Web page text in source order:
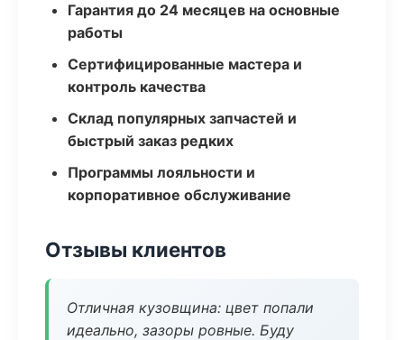
Гарантия до 24 месяцев на основные
работы
Сертифицированные мастера и
контроль качества
Склад популярных запчастей и
быстрый заказ редких
Программы лояльности и
корпоративное обслуживание
Отзывы клиентов
Отличная кузовщина: цвет попали
идеально, зазоры ровные. Буду